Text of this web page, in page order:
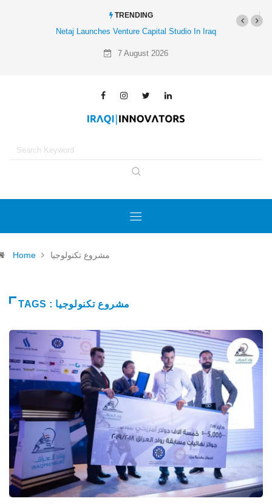
TRENDING
Netaj Launches Venture Capital Studio In Iraq
7 August 2026
Home مشروع تكنولوجيا
TAGS : مشروع تكنولوجيا